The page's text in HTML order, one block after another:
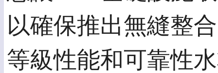
以確保推出無縫整
等級性能和可靠性